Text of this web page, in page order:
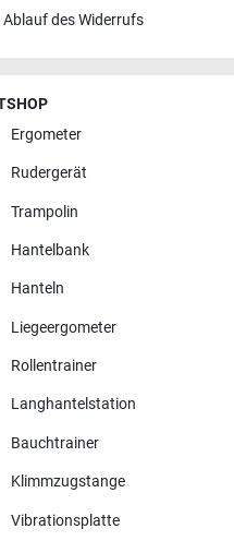
Ablauf des Widerrufs
Ergometer
Rudergerät
Trampolin
Hantelbank
Hanteln
Liegeergometer
Rollentrainer
Langhantelstation
Bauchtrainer
Klimmzugstange
Vibrationsplatte